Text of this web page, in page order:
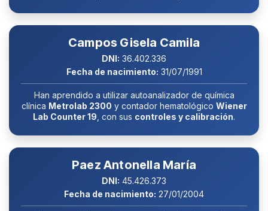
Campos Gisela Camila
DNI: 36.402.336
Fecha de nacimiento: 31/07/1991
Han aprendido a utilizar autoanalizador de química
clínica Metrolab 2300 y contador hematológico Wiener
Lab Counter 19 , con sus controles y calibración.
Paez Antonella María
DNI: 45.426.373
Fecha de nacimiento: 27/01/2004